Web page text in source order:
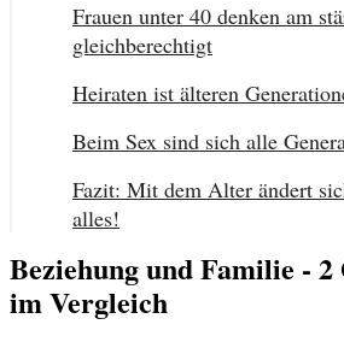
Frauen unter 40 denken am
gleichberechtigt
Heiraten ist älteren
Beim Sex sind sich alle
Fazit: Mit dem Alter ändert
alles!
Beziehung und Familie -
im Vergleich